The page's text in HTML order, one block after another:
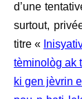
d’une
surtout,
titre «
tèminològ ak
ki gen jèvrin